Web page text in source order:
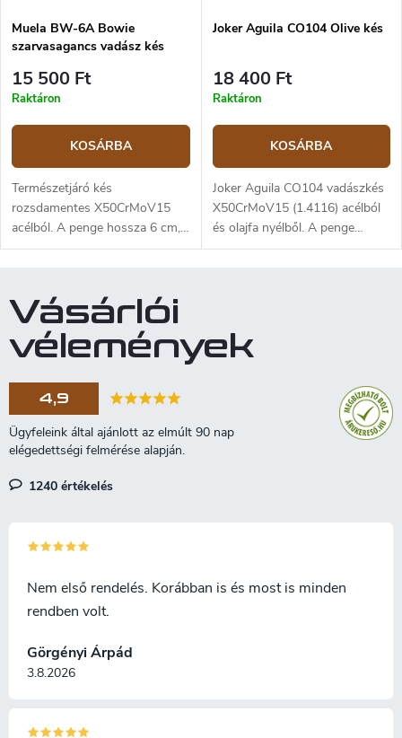
övre akasztás lehetőségével.
Muela BW-6A Bowie
szarvasagancs vadász kés
15 500 Ft
Raktáron
KOSÁRBA
Természetjáró kés
rozsdamentes X50CrMoV15
acélból. A penge hossza 6 cm,
a teljes hossz 16 cm. Markolata
Joker Aguila CO104 Olive kés
18 400 Ft
Raktáron
KOSÁRBA
Joker Aguila CO104 vadászkés
X50CrMoV15 (1.4116) acélból
és olajfa nyélből. A penge
hossza 10,5 cm.
Vásárlói
vélemények
4,9
1240 értékelés
Görgényi Árpád
3.8.2026
Nem első rendelés. Korábban is és most is minden
rendben volt.